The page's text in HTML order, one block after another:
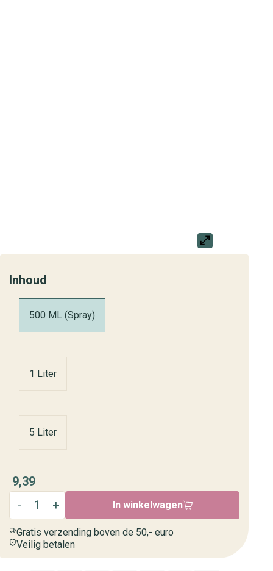
Inhoud
500 ML (Spray)
1 Liter
5 Liter
9,39
In winkelwagen
Gratis verzending boven de 50,- euro
Veilig betalen